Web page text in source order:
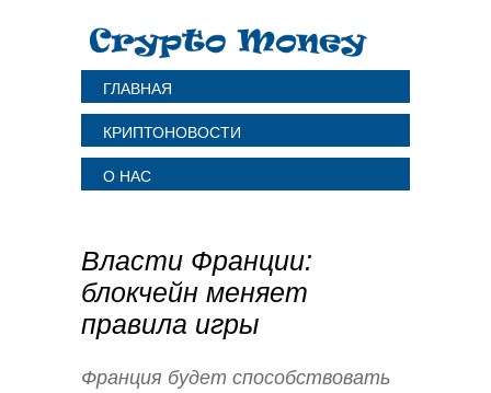
ГЛАВНАЯ
КРИПТОНОВОСТИ
О НАС
Власти Франции:
блокчейн меняет
правила игры
Франция будет способствовать